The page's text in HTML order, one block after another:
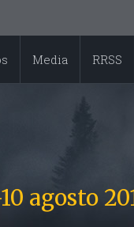
Media RRSS
agosto